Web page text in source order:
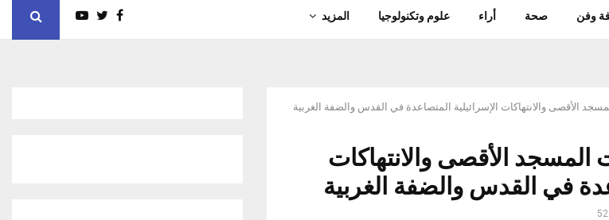
وفن صحة أراء علوم وتكنولوجيا المزيد
الأقصى والانتهاكات الإسرائيلية المتصاعدة في القدس والضفة الغربية
الأقصى والانتهاكات
في القدس والضفة الغربية
52